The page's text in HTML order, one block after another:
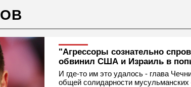
"Агрессоры сознательно
обвинил США и Израиль в
И где-то им это удалось - глава
общей солидарности мусульманских